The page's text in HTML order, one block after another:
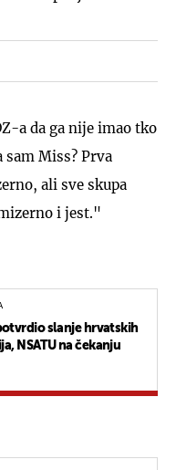
a da ga nije imao tko
Miss? Prva
ali sve skupa
i jest."
slanje hrvatskih
NSATU na čekanju